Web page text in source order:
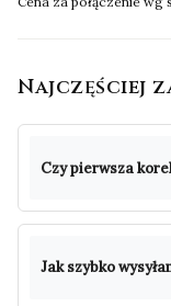
Najczęściej
Czy pierwsza
Jak szybko